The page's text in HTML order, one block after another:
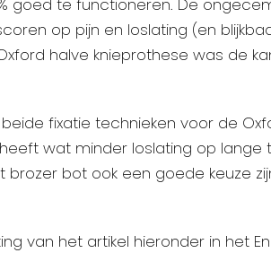
goed te functioneren. De
op pijn en loslating (en
halve knieprothese was de
fixatie technieken voor de
wat minder loslating op
bot ook een goede keuze
van het artikel hieronder in het